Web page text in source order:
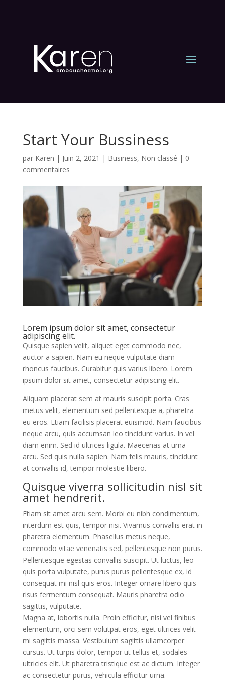
Start Your Bussiness
par Karen | Juin 2, 2021 | Business, Non classé | 0
commentaires
Lorem ipsum dolor sit amet, consectetur
adipiscing elit.
Quisque sapien velit, aliquet eget commodo nec,
auctor a sapien. Nam eu neque vulputate diam
rhoncus faucibus. Curabitur quis varius libero. Lorem
ipsum dolor sit amet, consectetur adipiscing elit.
Aliquam placerat sem at mauris suscipit porta. Cras
metus velit, elementum sed pellentesque a, pharetra
eu eros. Etiam facilisis placerat euismod. Nam faucibus
neque arcu, quis accumsan leo tincidunt varius. In vel
diam enim. Sed id ultrices ligula. Maecenas at urna
arcu. Sed quis nulla sapien. Nam felis mauris, tincidunt
at convallis id, tempor molestie libero.
Quisque viverra sollicitudin nisl sit
amet hendrerit.
Etiam sit amet arcu sem. Morbi eu nibh condimentum,
interdum est quis, tempor nisi. Vivamus convallis erat in
pharetra elementum. Phasellus metus neque,
commodo vitae venenatis sed, pellentesque non purus.
Pellentesque egestas convallis suscipit. Ut luctus, leo
quis porta vulputate, purus purus pellentesque ex, id
consequat mi nisl quis eros. Integer ornare libero quis
risus fermentum consequat. Mauris pharetra odio
sagittis, vulputate.
Magna at, lobortis nulla. Proin efficitur, nisi vel finibus
elementum, orci sem volutpat eros, eget ultrices velit
mi sagittis massa. Vestibulum sagittis ullamcorper
cursus. Ut turpis dolor, tempor ut tellus et, sodales
ultricies elit. Ut pharetra tristique est ac dictum. Integer
ac consectetur purus, vehicula efficitur urna.